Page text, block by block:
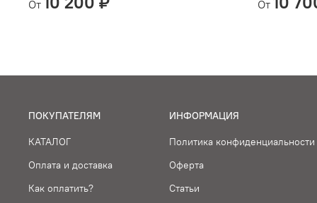
От От
ПОКУПАТЕЛЯМ
КАТАЛОГ
Оплата и доставка
Как оплатить?
ИНФОРМАЦИЯ
Политика конфиденциальности
Оферта
Статьи